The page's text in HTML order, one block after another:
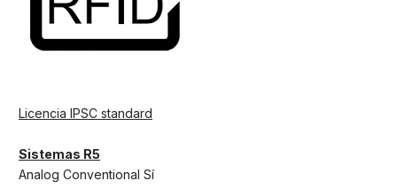
Licencia IPSC standard
Sistemas R5
Analog Conventional Sí